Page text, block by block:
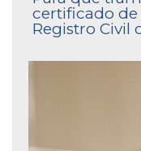
certificado
Registro Civil